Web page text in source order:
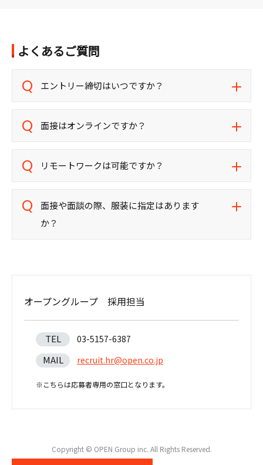
よくあるご質問
エントリー締切はいつですか？
面接はオンラインですか？
リモートワークは可能ですか？
面接や面談の際、服装に指定はあります
か？
オープングループ 採用担当
TEL 03-5157-6387
MAIL recruit.hr@open.co.jp
※こちらは応募者専用の窓口となります。
Copyright © OPEN Group inc. All Rights Reserved.